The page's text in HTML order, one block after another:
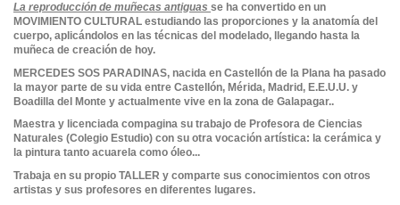
La reproducción de muñecas antiguas se ha convertido en un
MOVIMIENTO CULTURAL estudiando las proporciones y la anatomía del
cuerpo, aplicándolos en las técnicas del modelado, llegando hasta la
muñeca de creación de hoy.
MERCEDES SOS PARADINAS, nacida en Castellón de la Plana ha pasado
la mayor parte de su vida entre Castellón, Mérida, Madrid, E.E.U.U. y
Boadilla del Monte y actualmente vive en la zona de Galapagar..
Maestra y licenciada compagina su trabajo de Profesora de Ciencias
Naturales (Colegio Estudio) con su otra vocación artística: la cerámica y
la pintura tanto acuarela como óleo...
Trabaja en su propio TALLER y comparte sus conocimientos con otros
artistas y sus profesores en diferentes lugares.